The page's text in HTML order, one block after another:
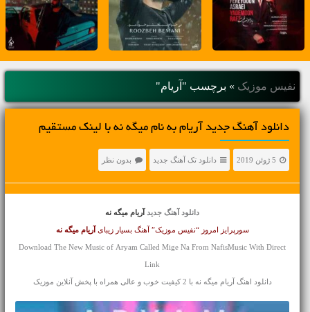
نفیس موزیک » برچسب "آریام"
دانلود آهنگ جديد آریام به نام میگه نه با لینک مستقیم
5 ژوئن 2019 دانلود تک آهنگ جدید بدون نظر
دانلود آهنگ جدید آریام میگه نه
سورپرایز امروز “نفیس موزیک” آهنگ بسیار زیبای آریام میگه نه
Download The New Music of Aryam Called Mige Na From NafisMusic With Direct
Link
دانلود اهنگ آریام میگه نه با 2 کیفیت خوب و عالی همراه با پخش آنلاین موزیک